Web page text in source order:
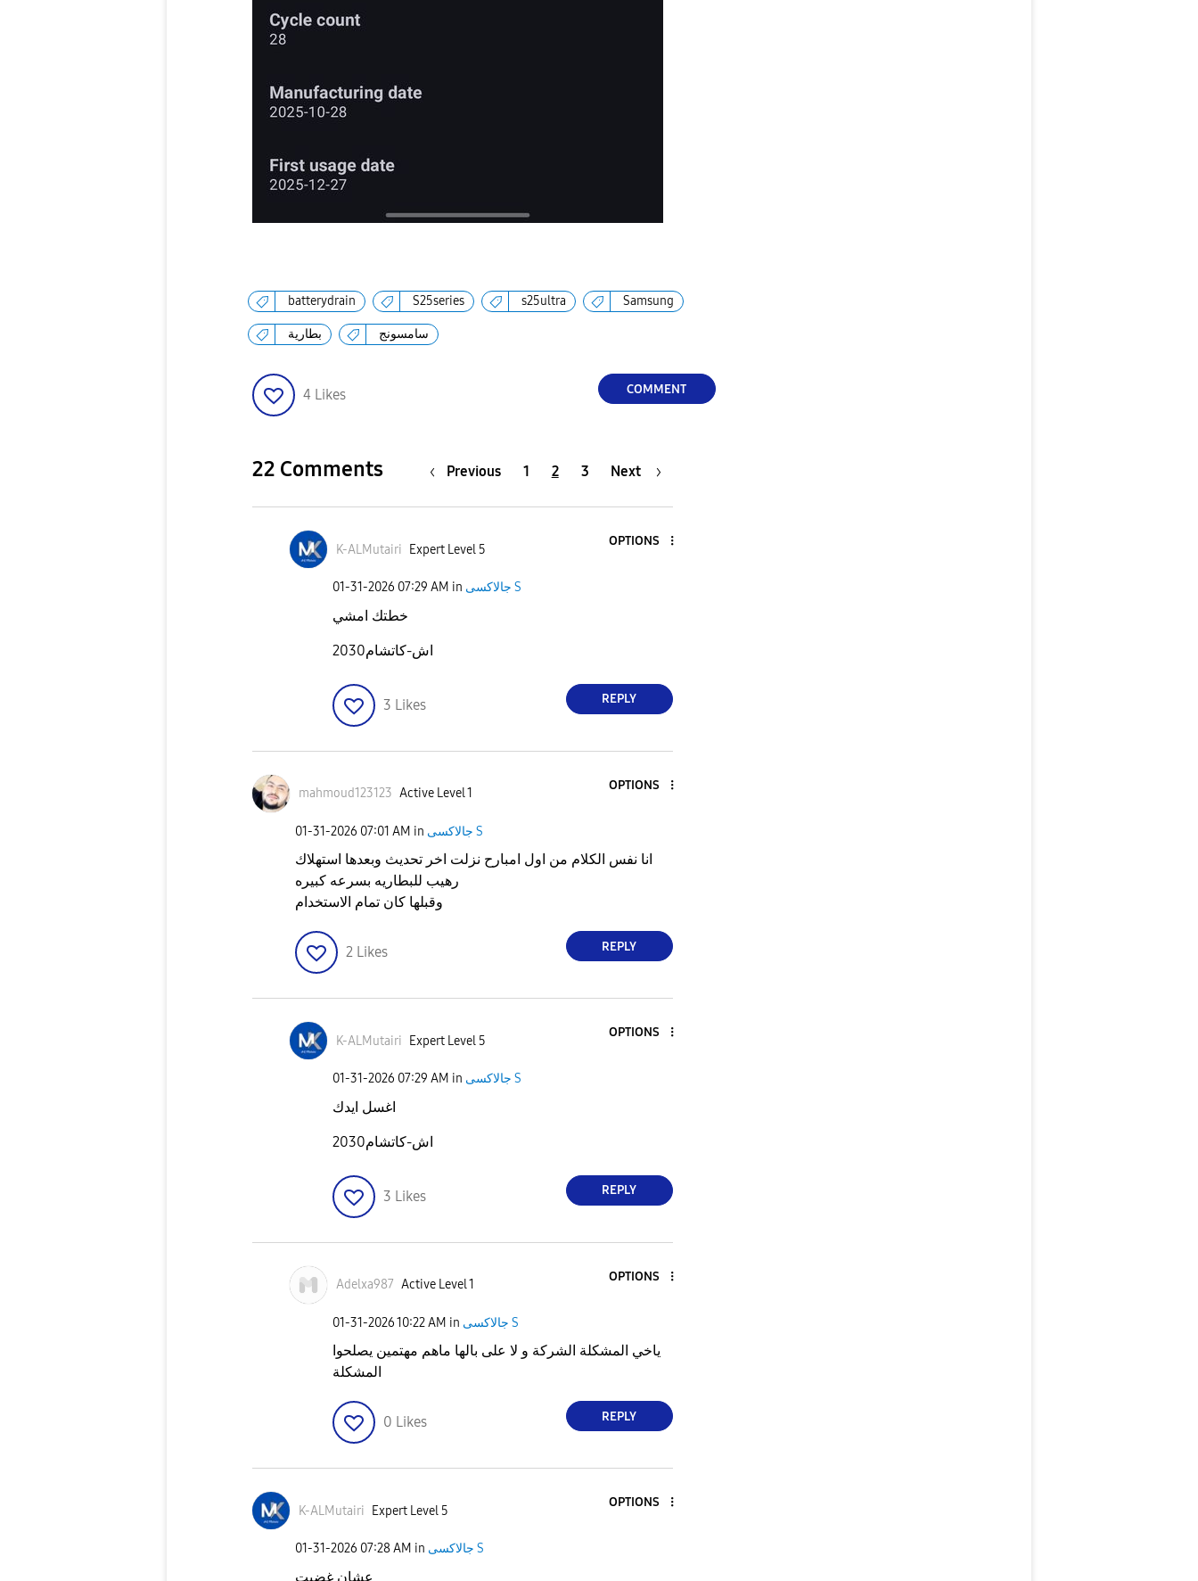
batterydrain S25series s25ultra Samsung
بطارية سامسونج
4 Likes COMMENT
22 Comments Previous 1 2 3 Next
K-ALMutairi Expert Level 5
OPTIONS
‎01-31-2026 07:29 AM in جالاكسى S
خطتك امشي
اش-كاتشام2030
3 Likes REPLY
mahmoud123123 Active Level 1
OPTIONS
‎01-31-2026 07:01 AM in جالاكسى S
انا نفس الكلام من اول امبارح نزلت اخر تحديث وبعدها استهلاك
رهيب للبطاريه بسرعه كبيره
وقبلها كان تمام الاستخدام
2 Likes REPLY
K-ALMutairi Expert Level 5
OPTIONS
‎01-31-2026 07:29 AM in جالاكسى S
اغسل ايدك
اش-كاتشام2030
3 Likes REPLY
Adelxa987 Active Level 1
OPTIONS
‎01-31-202610:22 AM in جالاكسى S
ياخي المشكلة الشركة و لا على بالها ماهم مهتمين يصلحوا
المشكلة
0 Likes REPLY
K-ALMutairi Expert Level 5
OPTIONS
‎01-31-2026 07:28 AM in جالاكسى S
عشان غضيت